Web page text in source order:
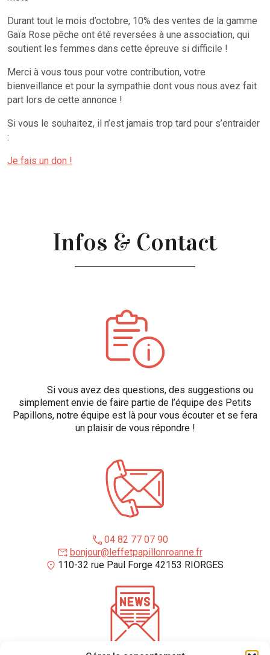
Durant tout le mois d’octobre, 10% des ventes de la gamme
Gaïa Rose pêche ont été reversées à une association, qui
soutient les femmes dans cette épreuve si difficile !
Merci à vous tous pour votre contribution, votre
bienveillance et pour la sympathie dont vous nous avez fait
part lors de cette annonce !
Si vous le souhaitez, il n’est jamais trop tard pour s’entraider
:
Je fais un don !
Infos & Contact
Si vous avez des questions, des suggestions ou
simplement envie de faire partie de l’équipe des Petits
Papillons, notre équipe est là pour vous écouter et se fera
un plaisir de vous répondre !
04 82 77 07 90
bonjour@leffetpapillonroanne.fr
110-32 rue Paul Forge 42153 RIORGES